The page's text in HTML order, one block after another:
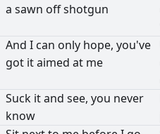
a sawn offshotgun
And I can only hope, you've
got itaimed at me
Suck itand see, you never
know